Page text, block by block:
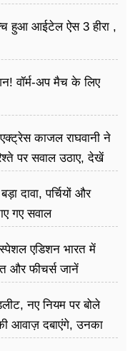
हुआ आईटेल ऐस 3 हीरा ,
वॉर्म-अप मैच के लिए
काजल राघवानी ने
पर सवाल उठाए, देखें
दावा, पर्चियों और
गए सवाल
एडिशन भारत में
और फीचर्स जानें
नए नियम पर बोले
आवाज़ दबाएंगे, उनका